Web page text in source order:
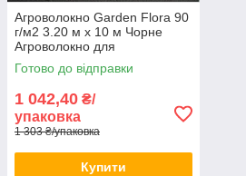
Агроволокно Garden Flora 90
г/м2 3.20 м х 10 м Чорне
Агроволокно для
мульчування Агрополотно
для городу
Готово до відправки
1 042,40 ₴/
упаковка
1 303 ₴/упаковка
Купити